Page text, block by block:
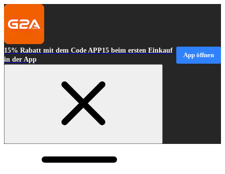
15% Rabatt mit dem Code APP15 beim ersten Einkauf
in der App
App öffnen